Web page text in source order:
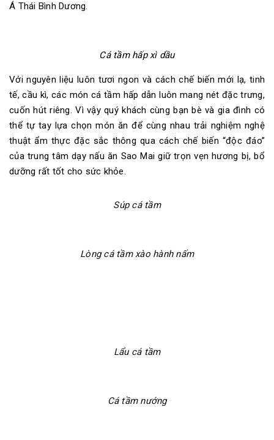
Á Thái Bình Dương.
Cá tầm hấp xì dầu
Với nguyên liệu luôn tươi ngon và cách chế biến mới lạ, tinh
tế, cầu kì, các món cá tầm hấp dẫn luôn mang nét đặc trưng,
cuốn hút riêng. Vì vậy quý khách cùng bạn bè và gia đình có
thể tự tay lựa chọn món ăn để cùng nhau trải nghiệm nghệ
thuật ẩm thực đặc sắc thông qua cách chế biến “độc đáo”
của trung tâm dạy nấu ăn Sao Mai giữ trọn vẹn hương bị, bổ
dưỡng rất tốt cho sức khỏe.
Súp cá tầm
Lòng cá tầm xào hành nấm
Lẩu cá tầm
Cá tầm nướng